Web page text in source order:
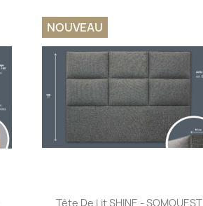
 Aperçu rapide
Tête De Lit SHINE - SOMOUEST
NOUVEAU